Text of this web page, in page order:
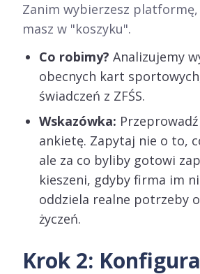
Zanim wybierzesz
masz w "koszyku".
Co robimy? Analizujemy
obecnych kart
świadczeń z ZFŚS.
Wskazówka:
ankietę. Zapytaj nie o to,
ale za co byliby gotowi
kieszeni, gdyby firma im
oddziela realne potrzeby
życzeń.
Krok 2: